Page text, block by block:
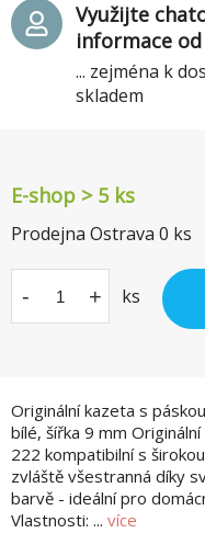
Originální kazeta s
bílé, šířka 9 mm
222 kompatibilní s
zvláště všestranná díky
barvě - ideální pro
Vlastnosti: ... více
E-shop > 5 ks
Prodejna Ostrava 0 ks
- + ks
Využijte
informace
... zejména k
skladem